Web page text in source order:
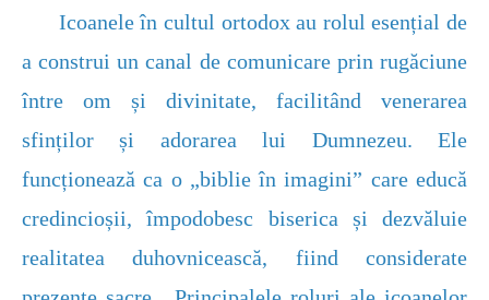
Icoanele în cultul ortodox au rolul esențial de
a construi un canal de comunicare prin rugăciune
între om și divinitate, facilitând venerarea
sfinților și adorarea lui Dumnezeu. Ele
funcționează ca o „biblie în imagini” care educă
credincioșii, împodobesc biserica și dezvăluie
realitatea duhovnicească, fiind considerate